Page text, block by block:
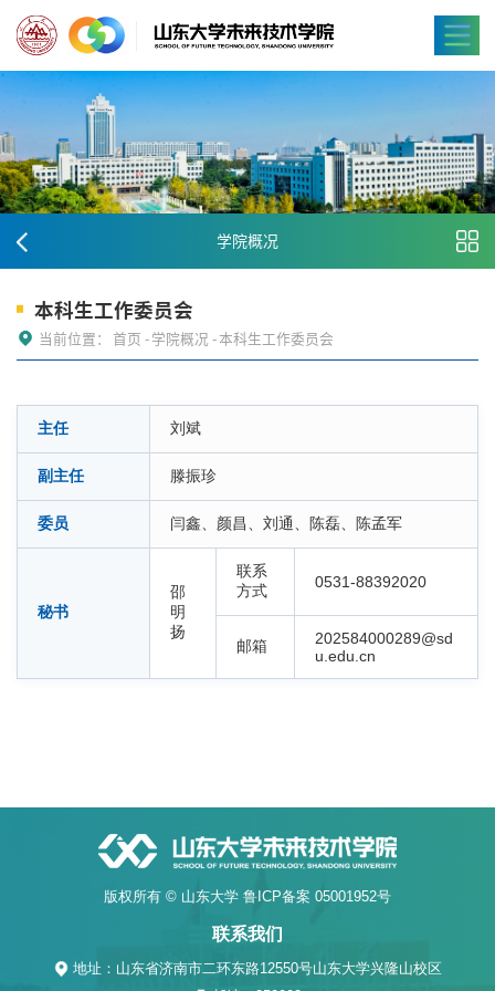
学院概况
本科生工作委员会
当前位置： 首页 - 学院概况 - 本科生工作委员会
主任 刘斌
副主任 滕振珍
委员 闫鑫、颜昌、刘通、陈磊、陈孟军
秘书
邵
明
扬
联系
方式
0531-88392020
邮箱
202584000289@sd
u.edu.cn
联系我们
地址：山东省济南市二环东路12550号山东大学兴隆山校区
版权所有 © 山东大学 鲁ICP备案 05001952号